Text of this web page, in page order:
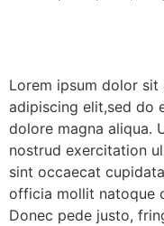
Lorem ipsum dolor sit
adipiscing elit,sed do
dolore magna aliqua.
nostrud exercitation
sint occaecat
officia mollit natoque
Donec pede justo,